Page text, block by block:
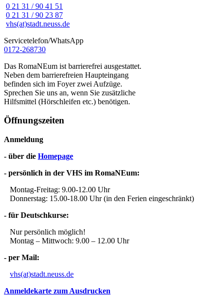
0 21 31 / 90 41 51
0 21 31 / 90 23 87
vhs(at)stadt.neuss.de
Servicetelefon/WhatsApp
0172-268730
Das RomaNEum ist barrierefrei ausgestattet.
Neben dem barrierefreien Haupteingang
befinden sich im Foyer zwei Aufzüge.
Sprechen Sie uns an, wenn Sie zusätzliche
Hilfsmittel (Hörschleifen etc.) benötigen.
Öffnungszeiten
Anmeldung
- über die Homepage
- persönlich in der VHS im RomaNEum:
Montag-Freitag: 9.00-12.00 Uhr
Donnerstag: 15.00-18.00 Uhr (in den Ferien eingeschränkt)
- für Deutschkurse:
Nur persönlich möglich!
Montag – Mittwoch: 9.00 – 12.00 Uhr
- per Mail:
vhs(at)stadt.neuss.de
Anmeldekarte zum Ausdrucken